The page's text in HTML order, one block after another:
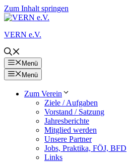
Zum Inhalt springen
VERN e.V.
Menü
Menü
Zum Verein
Ziele / Aufgaben
Vorstand / Satzung
Jahresberichte
Mitglied werden
Unsere Partner
Jobs, Praktika, FÖJ, BFD
Links